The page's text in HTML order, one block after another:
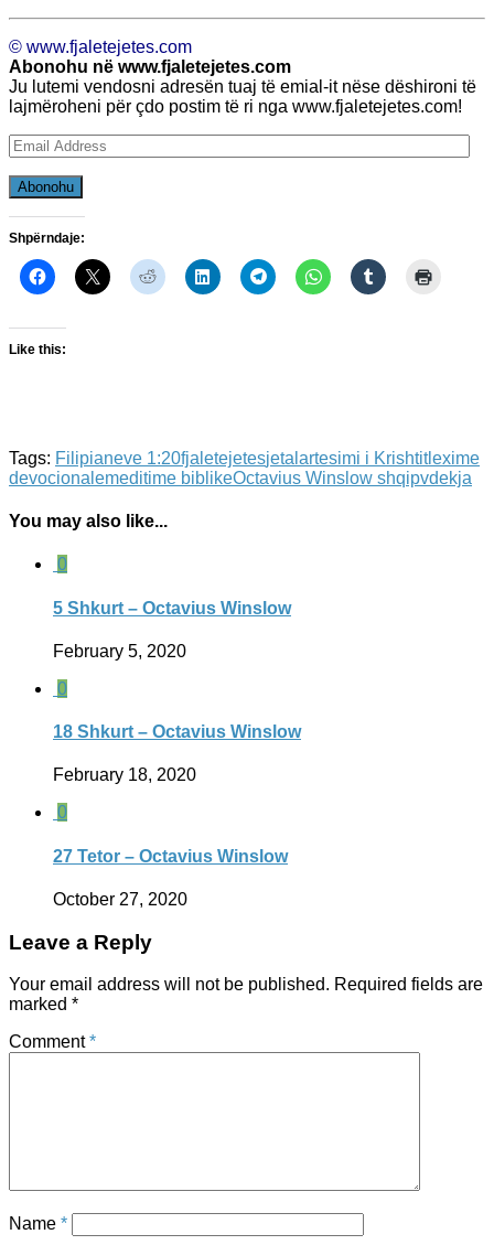
© www.fjaletejetes.com
Abonohu në www.fjaletejetes.com
Ju lutemi vendosni adresën tuaj të emial-it nëse dëshironi të
lajmëroheni për çdo postim të ri nga www.fjaletejetes.com!
Email
Address
Abonohu
Shpërndaje:
Like this:
Tags: Filipianeve 1:20fjaletejetesjeta lartesimi i Krishtitlexime
devocionalemeditime biblikeOctavius Winslow shqipvdekja
You may also like...
0
5 Shkurt – Octavius Winslow
February 5, 2020
0
18 Shkurt – Octavius Winslow
February 18, 2020
0
27 Tetor – Octavius Winslow
October 27, 2020
Leave a Reply
Your email address will not be published. Required fields are
marked *
Comment*
Name *